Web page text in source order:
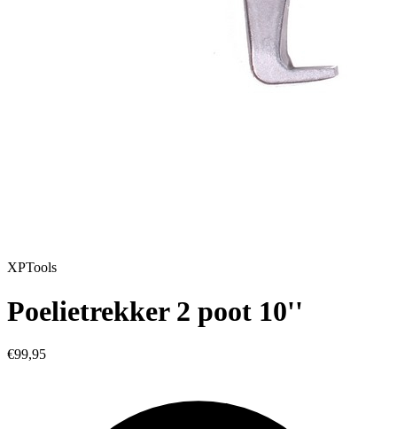
XPTools
Poelietrekker 2 poot 10''
€99,95